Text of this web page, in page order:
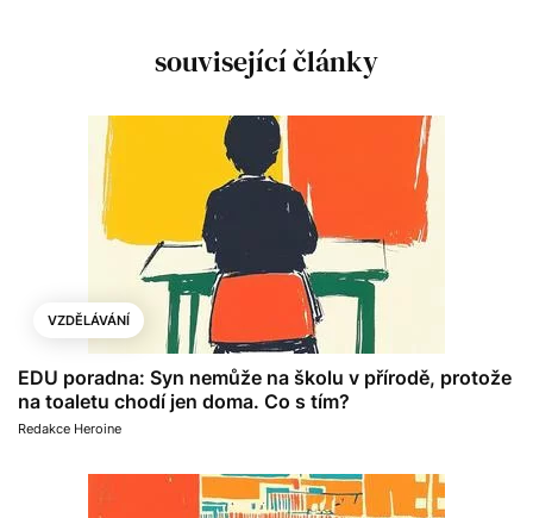
související články
VZDĚLÁVÁNÍ
EDU poradna: Syn nemůže na školu v přírodě, protože
na toaletu chodí jen doma. Co s tím?
Redakce Heroine